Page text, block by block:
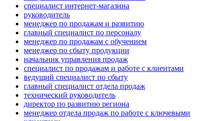
специалист интернет-магазина
руководитель
менеджер по продажам и развитию
главный специалист по персоналу
менеджер по продажам с обучением
менеджер по сбыту продукции
начальник управления продаж
специалист по продажам и работе с клиентами
ведущий специалист по сбыту
главный специалист отдела продаж
технический руководитель
директор по развитию региона
менеджер отдела продаж по работе с ключевыми